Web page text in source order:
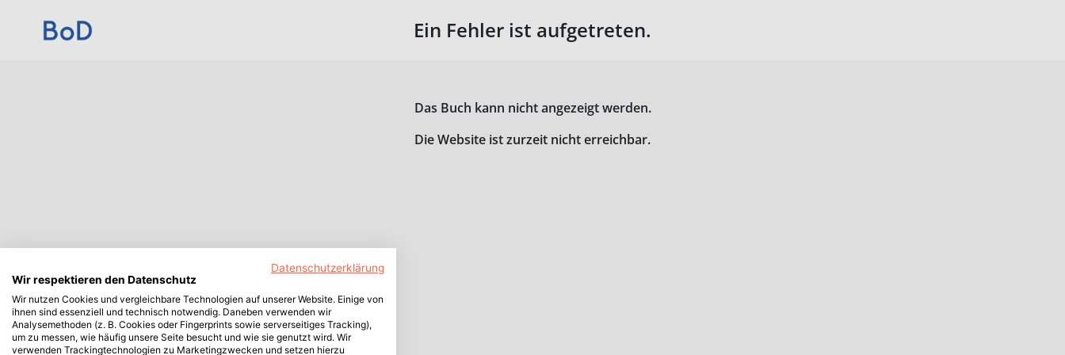
Ein Fehler ist aufgetreten.
Das Buch kann nicht angezeigt werden.
Die Website ist zurzeit nicht erreichbar.
Datenschutzerklärung
Wir respektieren den Datenschutz
Wir nutzen Cookies und vergleichbare Technologien auf unserer Website. Einige von
ihnen sind essenziell und technisch notwendig. Daneben verwenden wir
Analysemethoden (z. B. Cookies oder Fingerprints sowie serverseitiges Tracking),
um zu messen, wie häufig unsere Seite besucht und wie sie genutzt wird. Wir
verwenden Trackingtechnologien zu Marketingzwecken und setzen hierzu